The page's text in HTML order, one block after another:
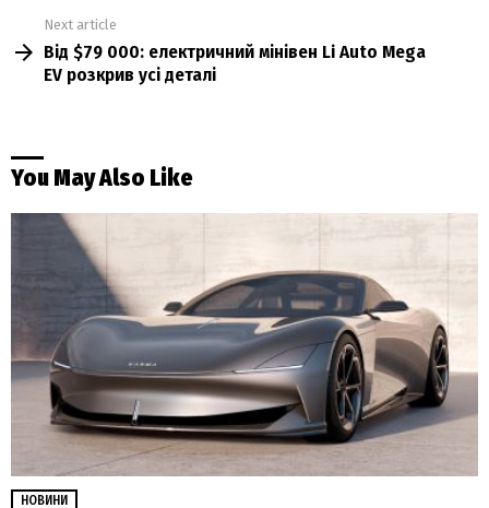
Next article
Від $79 000: електричний мінівен Li Auto Mega
EV розкрив усі деталі
You May Also Like
НОВИНИ